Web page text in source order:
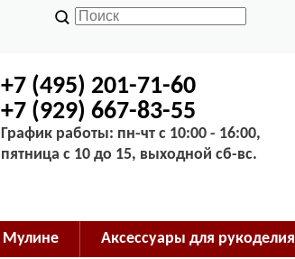
+7 (495) 201-71-60
+7 (929) 667-83-55
График работы: пн-чт с 10:00 - 16:00,
пятница с 10 до 15, выходной сб-вс.
Мулине Аксессуары для рукоделия